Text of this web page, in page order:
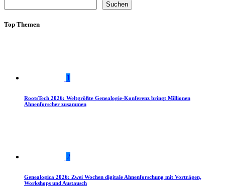
Suchen
Top Themen
1
RootsTech 2026: Weltgrößte Genealogie-Konferenz bringt Millionen
Ahnenforscher zusammen
2
Genealogica 2026: Zwei Wochen digitale Ahnenforschung mit Vorträgen,
Workshops und Austausch